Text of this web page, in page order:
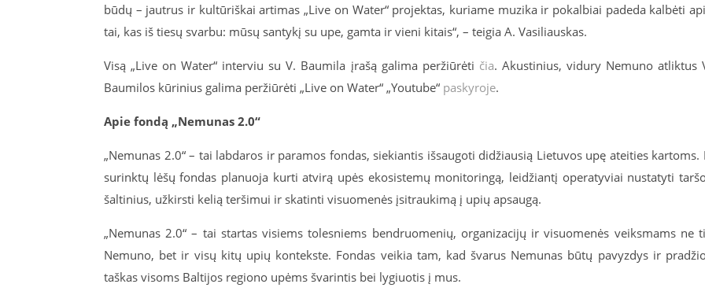
būdų – jautrus ir kultūriškai artimas „Live on Water“ projektas, kuriame muzika ir pokalbiai padeda kalbėti
tai, kas iš tiesų svarbu: mūsų santykį su upe, gamta ir vieni kitais“, – teigia A. Vasiliauskas.
Visą „Live on Water“ interviu su V. Baumila įrašą galima peržiūrėti čia. Akustinius, vidury Nemuno atliktus
Baumilos kūrinius galima peržiūrėti „Live on Water“ „Youtube“ paskyroje.
Apie fondą „Nemunas 2.0“
„Nemunas 2.0“ – tai labdaros ir paramos fondas, siekiantis išsaugoti didžiausią Lietuvos upę ateities kartoms.
surinktų lėšų fondas planuoja kurti atvirą upės ekosistemų monitoringą, leidžiantį operatyviai nustatyti
šaltinius, užkirsti kelią teršimui ir skatinti visuomenės įsitraukimą į upių apsaugą.
„Nemunas 2.0“ – tai startas visiems tolesniems bendruomenių, organizacijų ir visuomenės veiksmams ne
Nemuno, bet ir visų kitų upių kontekste. Fondas veikia tam, kad švarus Nemunas būtų pavyzdys ir
taškas visoms Baltijos regiono upėms švarintis bei lygiuotis į mus.